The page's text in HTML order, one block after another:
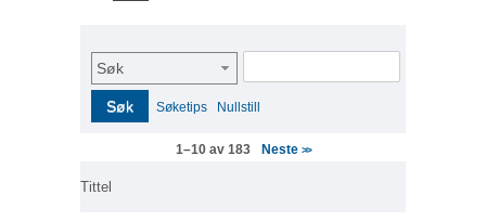
Søk
Søk Søketips Nullstill
1–10 av 183 Neste >>
Tittel